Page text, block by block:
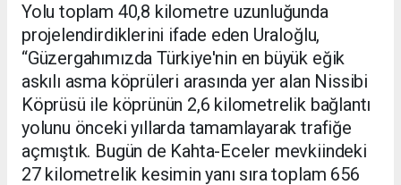
Yolu toplam 40,8 kilometre uzunluğunda
projelendirdiklerini ifade eden Uraloğlu,
“Güzergahımızda Türkiye'nin en büyük eğik
askılı asma köprüleri arasında yer alan Nissibi
Köprüsü ile köprünün 2,6 kilometrelik bağlantı
yolunu önceki yıllarda tamamlayarak trafiğe
açmıştık. Bugün de Kahta-Eceler mevkiindeki
27 kilometrelik kesimin yanı sıra toplam 656